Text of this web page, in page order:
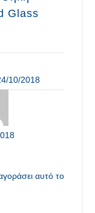
Glass
10/2018
αυτό το